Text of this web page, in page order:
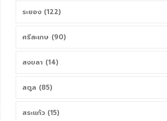
ระยอง (122)
ศรีสะเกษ (90)
สงขลา (14)
สตูล (85)
สระแก้ว (15)